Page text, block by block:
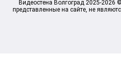
Видеостена Волгоград 2025-
представленные на сайте, не